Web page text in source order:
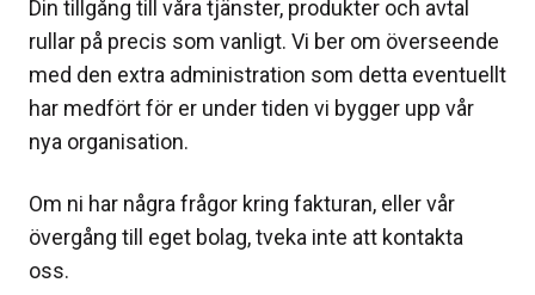
Din tillgång till våra tjänster, produkter och avtal
rullar på precis som vanligt. Vi ber om överseende
med den extra administration som detta eventuellt
har medfört för er under tiden vi bygger upp vår
nya organisation.
Om ni har några frågor kring fakturan, eller vår
övergång till eget bolag, tveka inte att kontakta
oss.